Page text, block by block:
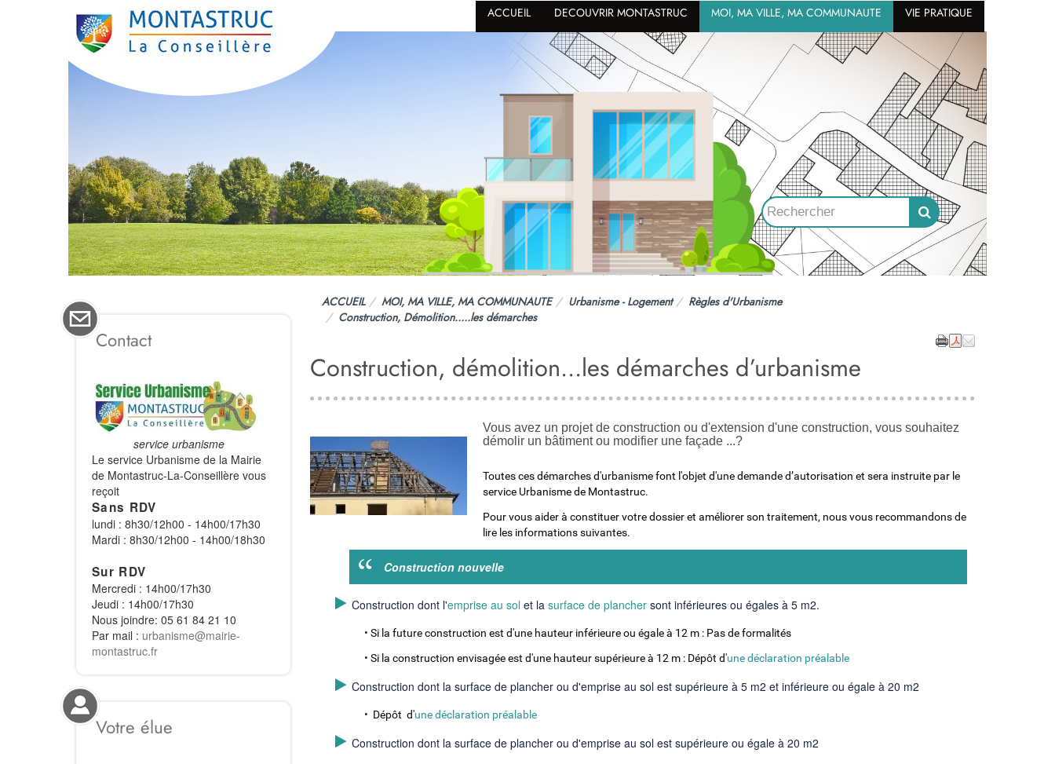
ACCUEIL DECOUVRIR MONTASTRUC MOI, MA VILLE, MA COMMUNAUTE VIE PRATIQUE
ACCUEIL MOI, MA VILLE, MA COMMUNAUTE Urbanisme - Logement
Règles d'Urbanisme
Construction, Démolition.....les démarches
Construction, démolition...les démarches d’urbanisme
Vous avez un projet de construction ou d'extension d'une construction, vous souhaitez
démolir un bâtiment ou modifier une façade ...?
Toutes ces démarches d'urbanisme font l'objet d'une demande d’autorisation et sera instruite par le
service Urbanisme de Montastruc.
Pour vous aider à constituer votre dossier et améliorer son traitement, nous vous recommandons de
lire les informations suivantes.
Construction nouvelle
Construction dont l'emprise au sol et lasurface de planchersont inférieures ou égales à 5 m2.
• Si la future construction est d'une hauteur inférieure ou égale à 12 m : Pas de formalités
• Si la construction envisagée est d'une hauteur supérieure à 12 m : Dépôt d'une déclaration préalable
Construction dont la surface de plancher ou d'emprise au sol est supérieure à 5 m2 et inférieure ou égale à 20 m2
• Dépôt d'une déclaration préalable
Construction dont la surface de plancher ou d'emprise au sol est supérieure ou égale à 20 m2
Contact
service urbanisme
Le service Urbanisme de la Mairie
de Montastruc-La-Conseillère vous
reçoit
Sans RDV
lundi : 8h30/12h00 - 14h00/17h30
Mardi : 8h30/12h00 - 14h00/18h30
Sur RDV
Mercredi : 14h00/17h30
Jeudi : 14h00/17h30
Nous joindre: 05 61 84 21 10
Par mail : urbanisme@mairie-
montastruc.fr
Votre élue